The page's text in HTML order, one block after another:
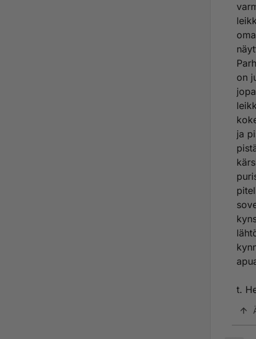
on
ja
t.